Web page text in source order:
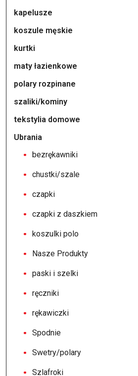
kapelusze
koszule męskie
kurtki
maty łazienkowe
polary rozpinane
szaliki/kominy
tekstylia domowe
Ubrania
bezrękawniki
chustki/szale
czapki
czapki z daszkiem
koszulki polo
Nasze Produkty
paski i szelki
ręczniki
rękawiczki
Spodnie
Swetry/polary
Szlafroki